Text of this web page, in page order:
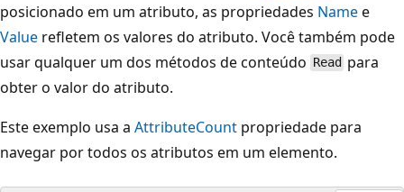
posicionado em um atributo, as propriedades Namee
Value refletem os valores do atributo. Você também pode
usar qualquer um dos métodos de conteúdo Read para
obter o valor do atributo.
Este exemplo usa a AttributeCount propriedade para
navegar por todos os atributos em um elemento.